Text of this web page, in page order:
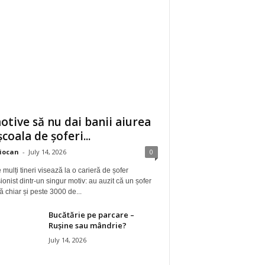
să nu dai banii aiurea
de șoferi...
- July 14, 2026 0
mulți tineri visează la o carieră de șofer
dintr-un singur motiv: au auzit că un șofer
chiar și peste 3000 de...
Bucătărie pe parcare –
Rușine sau mândrie?
July 14, 2026